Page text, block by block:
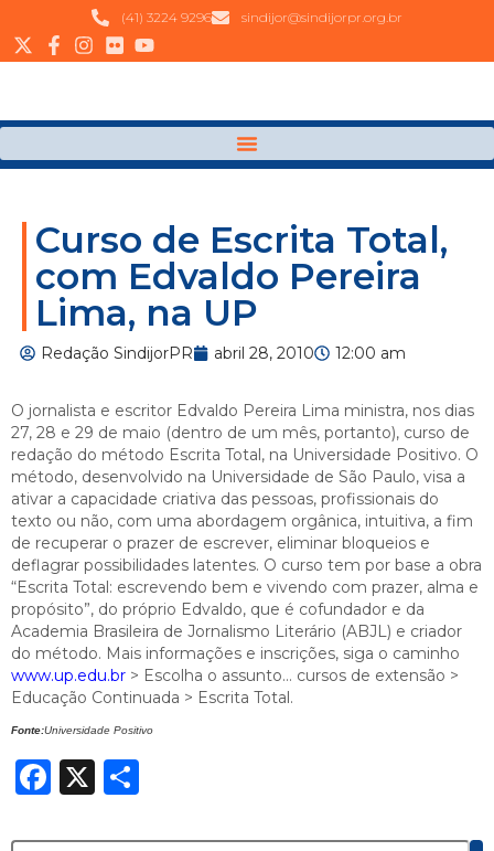
(41) 3224 9296 sindijor@sindijorpr.org.br
Curso de Escrita Total,
com Edvaldo Pereira
Lima, na UP
Redação SindijorPR abril 28, 2010 12:00 am
O jornalista e escritor Edvaldo Pereira Lima ministra, nos dias
27, 28 e 29 de maio (dentro de um mês, portanto), curso de
redação do método Escrita Total, na Universidade Positivo. O
método, desenvolvido na Universidade de São Paulo, visa a
ativar a capacidade criativa das pessoas, profissionais do
texto ou não, com uma abordagem orgânica, intuitiva, a fim
de recuperar o prazer de escrever, eliminar bloqueios e
deflagrar possibilidades latentes. O curso tem por base a obra
“Escrita Total: escrevendo bem e vivendo com prazer, alma e
propósito”, do próprio Edvaldo, que é cofundador e da
Academia Brasileira de Jornalismo Literário (ABJL) e criador
do método. Mais informações e inscrições, siga o caminho
www.up.edu.br > Escolha o assunto… cursos de extensão >
Educação Continuada > Escrita Total.
Fonte:Universidade Positivo
Facebook
X